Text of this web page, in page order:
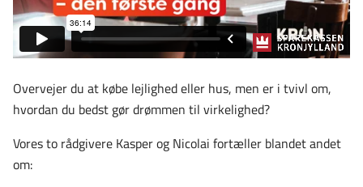
Overvejer du at købe lejlighed eller hus, men er i tvivl om,
hvordan du bedst gør drømmen til virkelighed?
Vores to rådgivere Kasper og Nicolai fortæller blandet andet
om: